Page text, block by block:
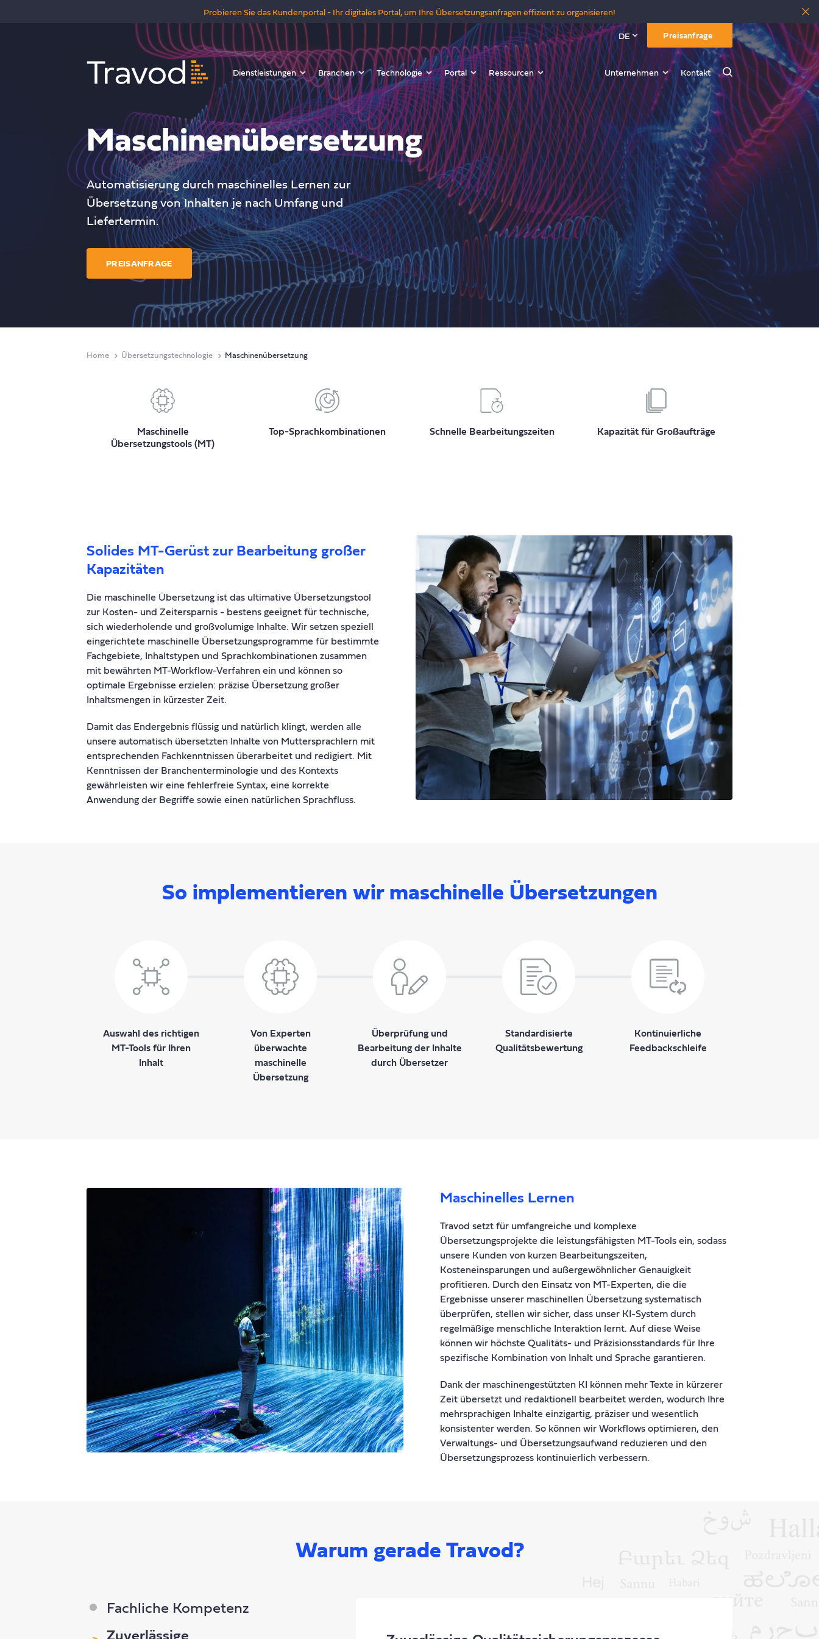
Probieren Sie das Kundenportal - Ihr digitales Portal, um Ihre Übersetzungsanfragen effizient zu organisieren!
Dienstleistungen Branchen Technologie Portal Ressourcen Unternehmen Kontakt Suche
DE Preisanfrage
Maschinenübersetzung
Automatisierung durch maschinelles Lernen zur
Übersetzung von Inhalten je nach Umfang und
Liefertermin.
PREISANFRAGE
Home Übersetzungstechnologie Maschinenübersetzung
Maschinelle
Übersetzungstools (MT)
Top-Sprachkombinationen Schnelle Bearbeitungszeiten Kapazität für Großaufträge
Solides MT-Gerüst zur Bearbeitung großer
Kapazitäten
Die maschinelle Übersetzung ist das ultimative Übersetzungstool
zur Kosten- und Zeitersparnis - bestens geeignet für technische,
sich wiederholende und großvolumige Inhalte. Wir setzen speziell
eingerichtete maschinelle Übersetzungsprogramme für bestimmte
Fachgebiete, Inhaltstypen und Sprachkombinationen zusammen
mit bewährten MT-Workflow-Verfahren ein und können so
optimale Ergebnisse erzielen: präzise Übersetzung großer
Inhaltsmengen in kürzester Zeit.
Damit das Endergebnis flüssig und natürlich klingt, werden alle
unsere automatisch übersetzten Inhalte von Muttersprachlern mit
entsprechenden Fachkenntnissen überarbeitet und redigiert. Mit
Kenntnissen der Branchenterminologie und des Kontexts
gewährleisten wir eine fehlerfreie Syntax, eine korrekte
Anwendung der Begriffe sowie einen natürlichen Sprachfluss.
So implementieren wir maschinelle Übersetzungen
Auswahl des richtigen
MT-Tools für Ihren
Inhalt
Von Experten
überwachte
maschinelle
Übersetzung
Überprüfung und
Bearbeitung der Inhalte
durch Übersetzer
Standardisierte
Qualitätsbewertung
Kontinuierliche
Feedbackschleife
Maschinelles Lernen
Travod setzt für umfangreiche und komplexe
Übersetzungsprojekte die leistungsfähigsten MT-Tools ein, sodass
unsere Kunden von kurzen Bearbeitungszeiten,
Kosteneinsparungen und außergewöhnlicher Genauigkeit
profitieren. Durch den Einsatz von MT-Experten, die die
Ergebnisse unserer maschinellen Übersetzung systematisch
überprüfen, stellen wir sicher, dass unser KI-System durch
regelmäßige menschliche Interaktion lernt. Auf diese Weise
können wir höchste Qualitäts- und Präzisionsstandards für Ihre
spezifische Kombination von Inhalt und Sprache garantieren.
Dank der maschinengestützten KI können mehr Texte in kürzerer
Zeit übersetzt und redaktionell bearbeitet werden, wodurch Ihre
mehrsprachigen Inhalte einzigartig, präziser und wesentlich
konsistenter werden. So können wir Workflows optimieren, den
Verwaltungs- und Übersetzungsaufwand reduzieren und den
Übersetzungsprozess kontinuierlich verbessern.
Warum gerade Travod?
Fachliche Kompetenz